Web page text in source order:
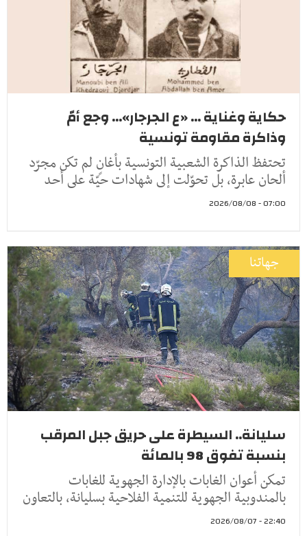
حكاية وغناية ... «ع الجرجار»... وجع أمّ
وذاكرة مقاومة تونسية
تحتفظ الذاكرة الشعبية التونسية بأغانٍ لم تكن مجرّد
ألحان عابرة، بل تحوّلت إلى شهادات حيّة على أحد
07:00 - 2026/08/08
جهاتنا
سليانة.. السيطرة على حريق جبل المرقب
بنسبة تفوق 98 بالمائة
تمكن أعوان الغابات بالإدارة الجهوية للغابات
بالمندوبية الجهوية للتنمية الفلاحية بسليانة، بالتعاون
22:40 - 2026/08/07